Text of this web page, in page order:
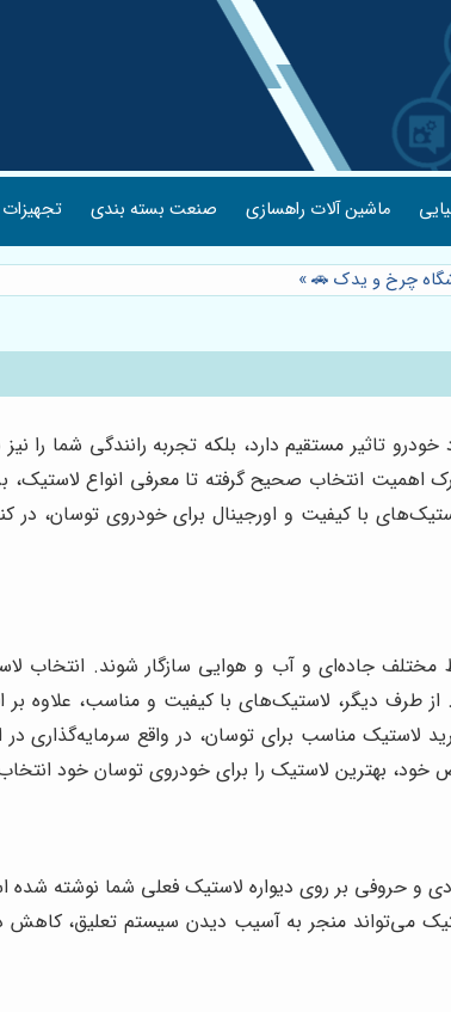
ماشین آلات راهسازی صنعت بسته بندی
چرخ و یدک 🚗»
تاثیر مستقیم دارد، بلکه تجربه رانندگی شما را
اهمیت انتخاب صحیح گرفته تا معرفی انواع لاستیک،
با کیفیت و اورجینال برای خودروی توسان، در
مختلف جاده‌ای و آب و هوایی سازگار شوند. انتخاب
دیگر، لاستیک‌های با کیفیت و مناسب، علاوه بر
مناسب برای توسان، در واقع سرمایه‌گذاری
خود، بهترین لاستیک را برای خودروی توسان خود
حروفی بر روی دیواره لاستیک فعلی شما نوشته شده
می‌تواند منجر به آسیب دیدن سیستم تعلیق،